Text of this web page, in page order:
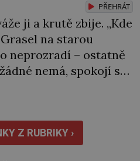
PŘEHRÁT
ji a krutě zbije. „Kde
na starou
neprozradí – ostatně
nemá, spokojí se
budí hrůzu ještě
[…]Z RUBRIKY ›